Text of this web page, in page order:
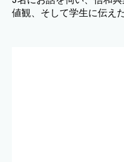
値観、そして学生に伝え